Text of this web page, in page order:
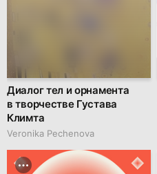
Диалог тел и орнамента
в творчестве Густава
Климта
Veronika Pechenova